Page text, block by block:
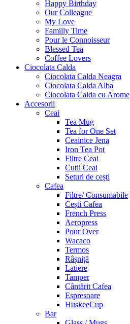
Happy Birthday
Our Colleague
My Love
Familly Time
Pour le Connoisseur
Blessed Tea
Coffee Lovers
Ciocolata Calda
Ciocolata Calda Neagra
Ciocolata Calda Alba
Ciocolata Calda cu Arome
Accesorii
Ceai
Tea Mug
Tea for One Set
Ceainice Jena
Iron Tea Pot
Filtre Ceai
Cutii Ceai
Seturi de cești
Cafea
Filtre/ Consumabile
Cești Cafea
French Press
Aeropress
Pour Over
Wacaco
Termos
Râșniță
Latiere
Tamper
Cântărit Cafea
Espresoare
HuskeeCup
Bar